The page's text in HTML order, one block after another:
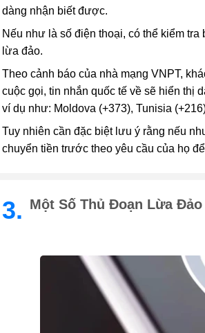
dàng nhận biết được.
Nếu như là số điện thoại, có thể kiểm
lừa đảo.
Theo cảnh báo của nhà mạng VNPT,
cuộc gọi, tin nhắn quốc tế về sẽ hiển thị
ví dụ như: Moldova (+373), Tunisia
Tuy nhiên cần đặc biệt lưu ý rằng nếu
chuyển tiền trước theo yêu cầu của họ để
3. Một Số Thủ Đoạn Lừa